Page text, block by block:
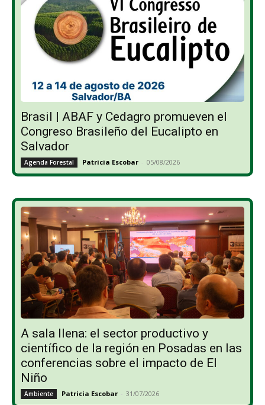
Brasil | ABAF y Cedagro promueven el
Congreso Brasileño del Eucalipto en
Salvador
Agenda Forestal Patricia Escobar - 05/08/2026
A sala llena: el sector productivo y
científico de la región en Posadas en las
conferencias sobre el impacto de El
Niño
Ambiente Patricia Escobar - 31/07/2026